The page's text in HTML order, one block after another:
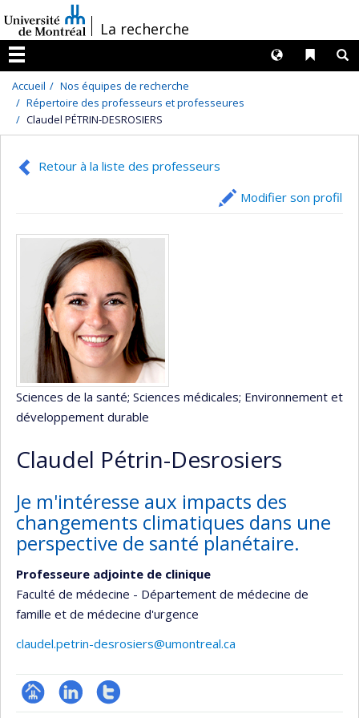
au
contenu
/La recherche
Menu
Liens
Langues
Accueil
Nos équipes de recherche
Répertoire des professeurs et professeures
Claudel PÉTRIN-DESROSIERS
Retour à la liste des professeurs
Modifier son profil
Sciences de la santé; Sciences médicales; Environnement et
développement durable
Claudel Pétrin-Desrosiers
Je m'intéresse aux impacts des
changements climatiques dans une
perspective de santé planétaire.
Professeure adjointe de clinique
Faculté de médecine - Département de médecine de
famille et de médecine d'urgence
claudel.petrin-desrosiers@umontreal.ca
Page LinkedInCompte